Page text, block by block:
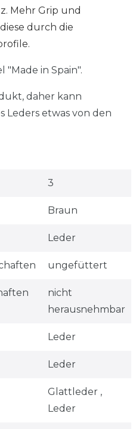
Mehr Grip und
durch die
in Spain".
daher kann
Leders etwas von den
3
Braun
Leder
ungefüttert
nicht
herausnehmbar
Leder
Leder
Glattleder ,
Leder